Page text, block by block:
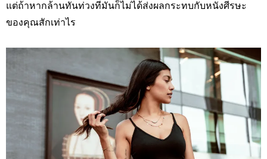
แต่ถ้าหากล้านทันท่วงทีมันก็ไม่ได้ส่งผลกระทบกับหนังศีรษะ
ของคุณสักเท่าไร